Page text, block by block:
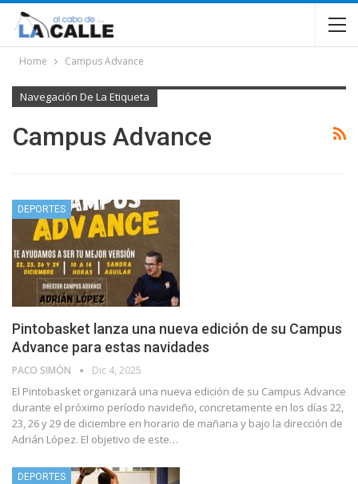
Home Campus Advance
Navegación De La Etiqueta
Campus Advance
DEPORTES
Pintobasket lanza una nueva edición de su Campus
Advance para estas navidades
PACO SIMÓN Dic 4, 2025
El Pintobasket organizará una nueva edición de su Campus Advance
durante el próximo período navideño, concretamente en los días 22,
23, 26 y 29 de diciembre en horario de mañana y bajo la dirección de
Adrián López. El objetivo de este…
DEPORTES